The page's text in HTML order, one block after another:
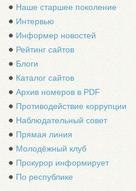
Наше старшее поколение
Интервью
Информер новостей
Рейтинг сайтов
Блоги
Каталог сайтов
Архив номеров в PDF
Противодействие коррупции
Наблюдательный совет
Прямая линия
Молодёжный клуб
Прокурор информирует
По республике